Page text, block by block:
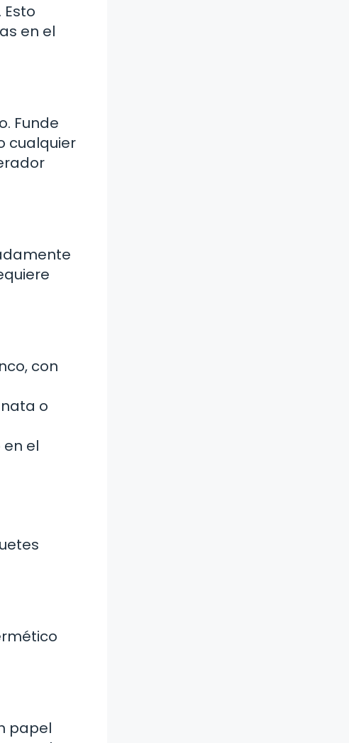
en el
Funde
cualquier
con
o
el
papel